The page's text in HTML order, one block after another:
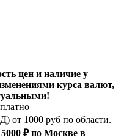
цен и наличие у
курса валют,
от 1000 руб по области.
5000 ₽ по Москве в